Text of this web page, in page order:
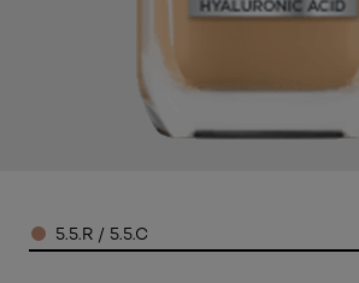
Color5.5.R / 5.5.C